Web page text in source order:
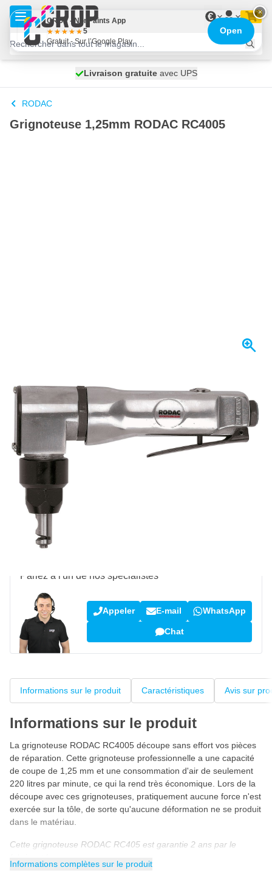
Aller au contenu
€
expédié aujourd'hui
Livraison gratuiteavec UPS
100 jours
RODAC
Grignoteuse 1,25mm RODAC RC4005
139,50€ TTC
Quantité
Ajouter au panier
Commandez avant 23h59,
Livraison gratuite
100 joursretours & échanges
Avis des clients:
Parlez à l'un de nos spécialistes
Appeler E-mail WhatsApp
Chat
Informations sur le produit Caractéristiques Avis sur
Informations sur le produit
La grignoteuse RODAC RC4005 découpe sans effort vos pièces
de réparation. Cette grignoteuse professionnelle a une capacité
de coupe de 1,25 mm et une consommation d'air de seulement
220 litres par minute, ce qui la rend très économique. Lors de la
découpe avec ces grignoteuses, pratiquement aucune force n'est
exercée sur la tôle, de sorte qu'aucune déformation ne se produit
dans le matériau.
Cette grignoteuse RODAC RC405 est garantie 2 ans par le
Informations complètes sur le produit
×
CROP - NonPaints App
5
Gratuit - Sur l’Google Play
Open